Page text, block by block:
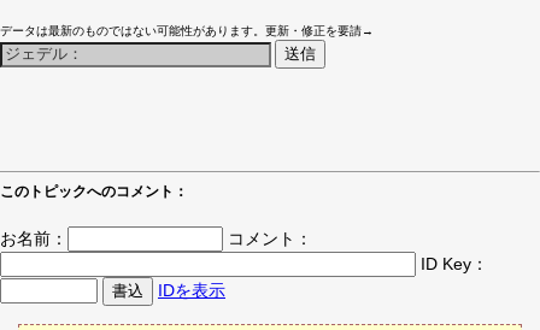
データは最新のものではない可能性があります。更新・修正を要請→
このトピックへのコメント：
お名前：
コメント：
ID Key：
IDを表示